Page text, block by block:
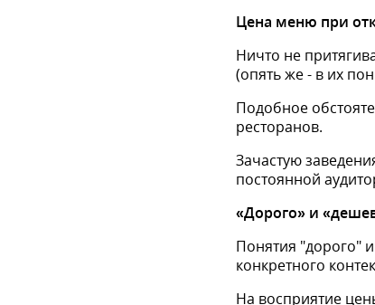
Цена меню при
Ничто не
(опять же - в их
Подобное
ресторанов.
Зачастую
постоянной
«Дорого» и
Понятия "дорого"
конкретного
На восприятие